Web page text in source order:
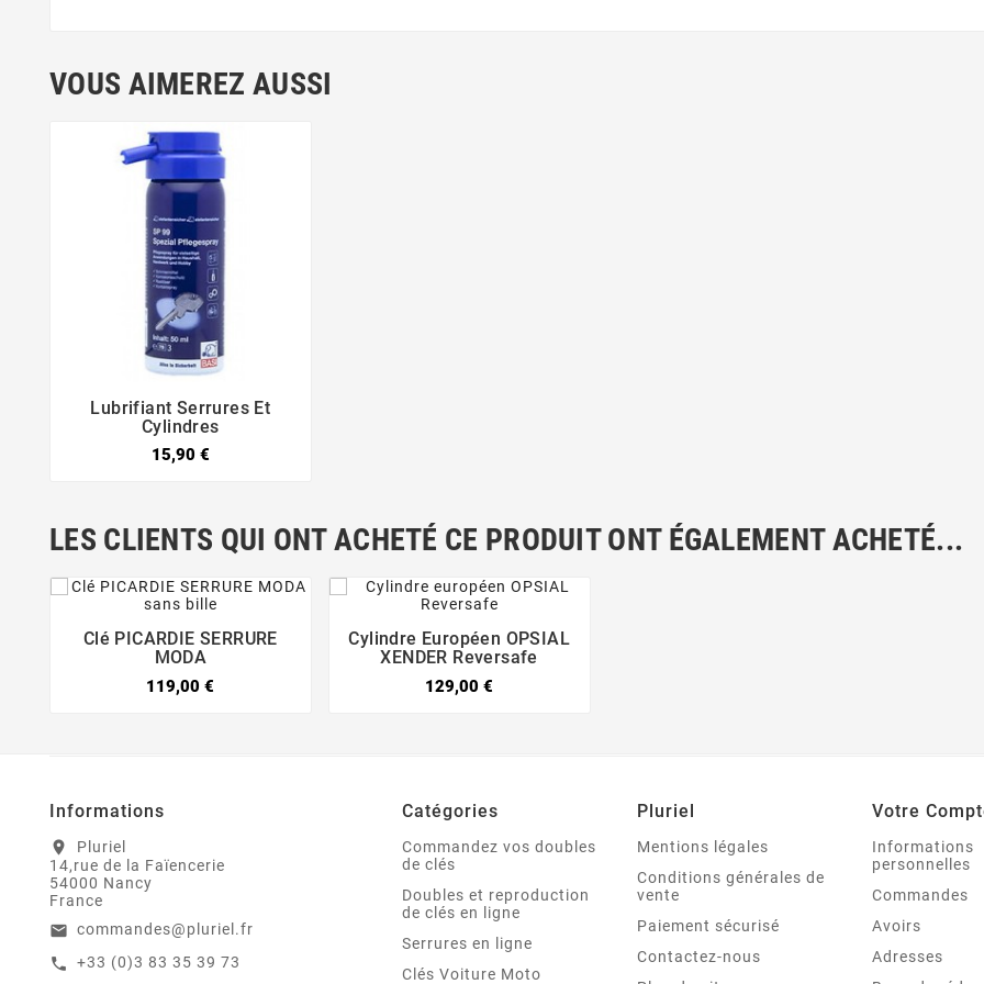
VOUS AIMEREZ AUSSI
 
Lubrifiant Serrures Et
Cylindres
15,90 €
LES CLIENTS QUI ONT ACHETÉ CE PRODUIT ONT ÉGALEMENT ACHETÉ...
 
Clé PICARDIE SERRURE
MODA
119,00 €
 
Cylindre Européen OPSIAL
XENDER Reversafe
129,00 €
Informations
location_on
Pluriel
14,rue de la Faïencerie
54000 Nancy
France
email commandes@pluriel.fr
call +33 (0)3 83 35 39 73
Catégories
Commandez vos doubles
de clés
Doubles et reproduction
de clés en ligne
Serrures en ligne
Clés Voiture Moto
Pluriel
Mentions légales
Conditions générales de
vente
Paiement sécurisé
Contactez-nous
Votre
Informations
personnelles
Commandes
Avoirs
Adresses